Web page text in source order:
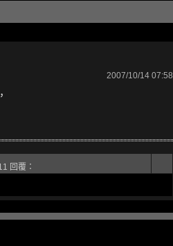
2007/10/14 07:58
回覆：